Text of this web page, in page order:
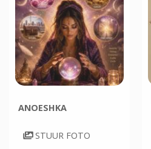
ANOESHKA
STUUR FOTO